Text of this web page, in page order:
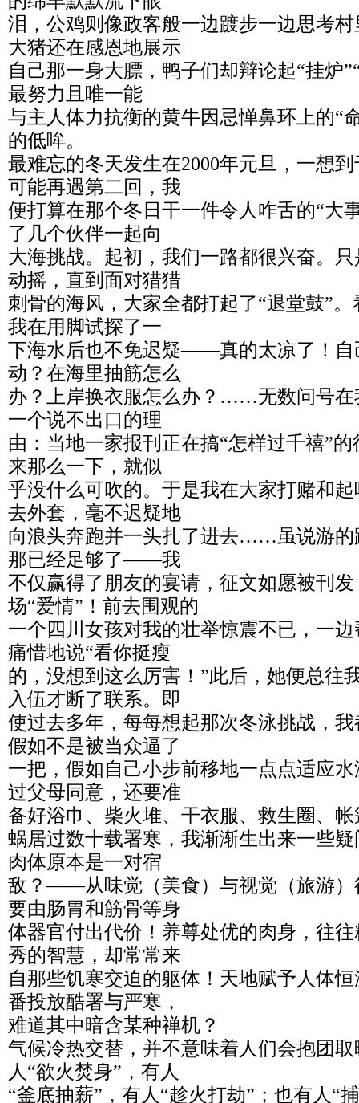
泪，公鸡则像政客般一边踱步一边思考
大猪还在感恩地展示
自己那一身大膘，鸭子们却辩论起“挂炉
最努力且唯一能
与主人体力抗衡的黄牛因忌惮鼻环上的“
的低哞。
最难忘的冬天发生在2000年元旦，一想
可能再遇第二回，我
便打算在那个冬日干一件令人咋舌的“大
了几个伙伴一起向
大海挑战。起初，我们一路都很兴奋。
动摇，直到面对猎猎
刺骨的海风，大家全都打起了“退堂鼓”
我在用脚试探了一
下海水后也不免迟疑——真的太凉了！自
动？在海里抽筋怎么
办？上岸换衣服怎么办？……无数问号在
一个说不出口的理
由：当地一家报刊正在搞“怎样过千禧”
来那么一下，就似
乎没什么可吹的。于是我在大家打赌和
去外套，毫不迟疑地
向浪头奔跑并一头扎了进去……虽说游的
那已经足够了——我
不仅赢得了朋友的宴请，征文如愿被刊
场“爱情”！前去围观的
一个四川女孩对我的壮举惊震不已，一
痛惜地说“看你挺瘦
的，没想到这么厉害！”此后，她便总往
入伍才断了联系。即
使过去多年，每每想起那次冬泳挑战，
假如不是被当众逼了
一把，假如自己小步前移地一点点适应
过父母同意，还要准
备好浴巾、柴火堆、干衣服、救生圈、
蜗居过数十载署寒，我渐渐生出来一些
肉体原本是一对宿
敌？——从味觉（美食）与视觉（旅游）
要由肠胃和筋骨等身
体器官付出代价！养尊处优的肉身，往
秀的智慧，却常常来
自那些饥寒交迫的躯体！天地赋予人体
番投放酷署与严寒，
难道其中暗含某种禅机？
气候冷热交替，并不意味着人们会抱团
人“欲火焚身”，有人
“釜底抽薪”，有人“趁火打劫”；也有人“